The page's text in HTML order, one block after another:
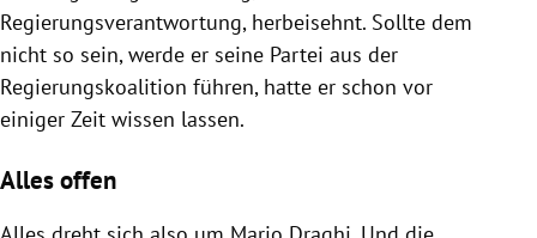
Regierungsverantwortung, herbeisehnt. Sollte dem
nicht so sein, werde er seine Partei aus der
Regierungskoalition führen, hatte er schon vor
einiger Zeit wissen lassen.
Alles offen